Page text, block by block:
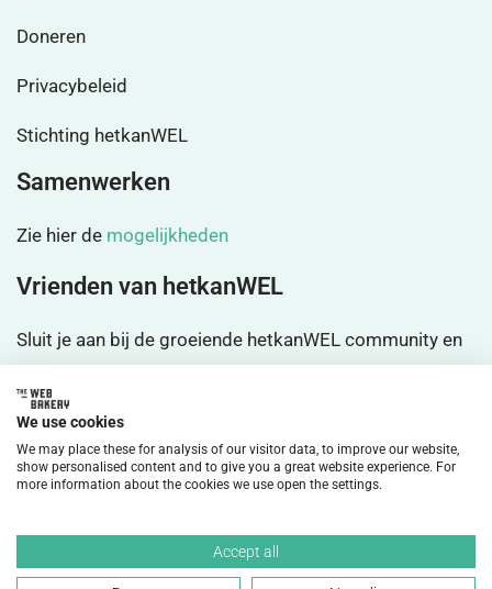
Doneren
Privacybeleid
Stichting hetkanWEL
Samenwerken
Zie hier de mogelijkheden
Vrienden van hetkanWEL
Sluit je aan bij de groeiende hetkanWEL community en
©2026 HetkanWEL Alle rechten voorbehouden.
Disclaimer
We use cookies
We may place these for analysis of our visitor data, to improve our website,
show personalised content and to give you a great website experience. For
more information about the cookies we use open the settings.
Accept all